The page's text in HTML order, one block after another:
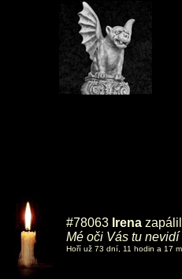
#78063 Irena
Mé oči Vás tu
Hoří už 73 dní, 11 hodin a 17